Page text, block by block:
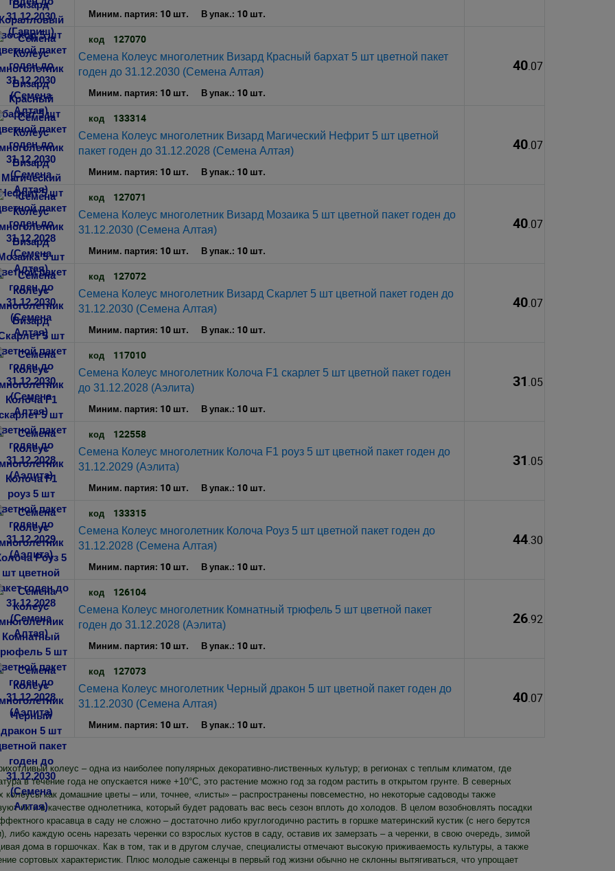
Миним. партия: 10 шт. В упак.: 10 шт.
код 127070
Семена Колеус многолетник Визард Красный бархат 5 шт цветной пакет
годен до 31.12.2030 (Семена Алтая)
Миним. партия: 10 шт. В упак.: 10 шт.
40.07
код 133314
Семена Колеус многолетник Визард Магический Нефрит 5 шт цветной
пакет годен до 31.12.2028 (Семена Алтая)
Миним. партия: 10 шт. В упак.: 10 шт.
40.07
код 127071
Семена Колеус многолетник Визард Мозаика 5 шт цветной пакет годен до
31.12.2030 (Семена Алтая)
Миним. партия: 10 шт. В упак.: 10 шт.
40.07
код 127072
Семена Колеус многолетник Визард Скарлет 5 шт цветной пакет годен до
31.12.2030 (Семена Алтая)
Миним. партия: 10 шт. В упак.: 10 шт.
40.07
код 117010
Семена Колеус многолетник Колоча F1 cкарлет 5 шт цветной пакет годен
до 31.12.2028 (Аэлита)
Миним. партия: 10 шт. В упак.: 10 шт.
31.05
код 122558
Семена Колеус многолетник Колоча F1 роуз 5 шт цветной пакет годен до
31.12.2029 (Аэлита)
Миним. партия: 10 шт. В упак.: 10 шт.
31.05
код 133315
Семена Колеус многолетник Колоча Роуз 5 шт цветной пакет годен до
31.12.2028 (Семена Алтая)
Миним. партия: 10 шт. В упак.: 10 шт.
44.30
код 126104
Семена Колеус многолетник Комнатный трюфель 5 шт цветной пакет
годен до 31.12.2028 (Аэлита)
Миним. партия: 10 шт. В упак.: 10 шт.
26.92
код 127073
Семена Колеус многолетник Черный дракон 5 шт цветной пакет годен до
31.12.2030 (Семена Алтая)
Миним. партия: 10 шт. В упак.: 10 шт.
40.07
колеус – одна из наиболее популярных декоративно-лиственных культур; в регионах с теплым климатом, где
в течение года не опускается ниже +10°C, это растение можно год за годом растить в открытом грунте. В северных
колеусы как домашние цветы – или, точнее, «листы» – распространены повсеместно, но некоторые садоводы также
их и в качестве однолетника, который будет радовать вас весь сезон вплоть до холодов. В целом возобновлять посадки
красавца в саду не сложно – достаточно либо круглогодично растить в горшке материнский кустик (с него берутся
либо каждую осень нарезать черенки со взрослых кустов в саду, оставив их замерзать – а черенки, в свою очередь, зимой
дома в горшочках. Как в том, так и в другом случае, специалисты отмечают высокую приживаемость культуры, а также
сортовых характеристик. Плюс молодые саженцы в первый год жизни обычно не склонны вытягиваться, что упрощает